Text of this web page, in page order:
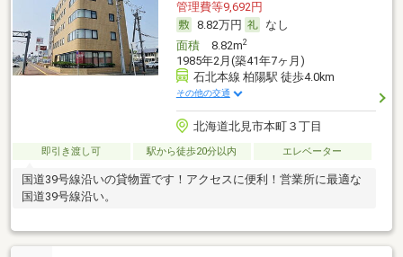
管理費等9,692円
8.82万円
なし
面積8.82m2
1985年2月(築41年7ヶ月)
石北本線 柏陽駅 徒歩4.0km
その他の交通
北海道北見市本町３丁目
即引き渡し可 駅から徒歩20分以内 エレベーター
国道39号線沿いの貸物置です！アクセスに便利！営業所に最適な
国道39号線沿い。